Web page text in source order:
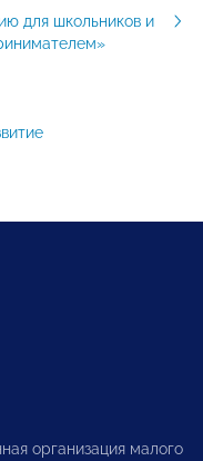
для школьников и
организация малого